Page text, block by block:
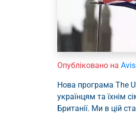
Опубліковано на
Нова програма The
українцям та їхнім
Британії. Ми в цій